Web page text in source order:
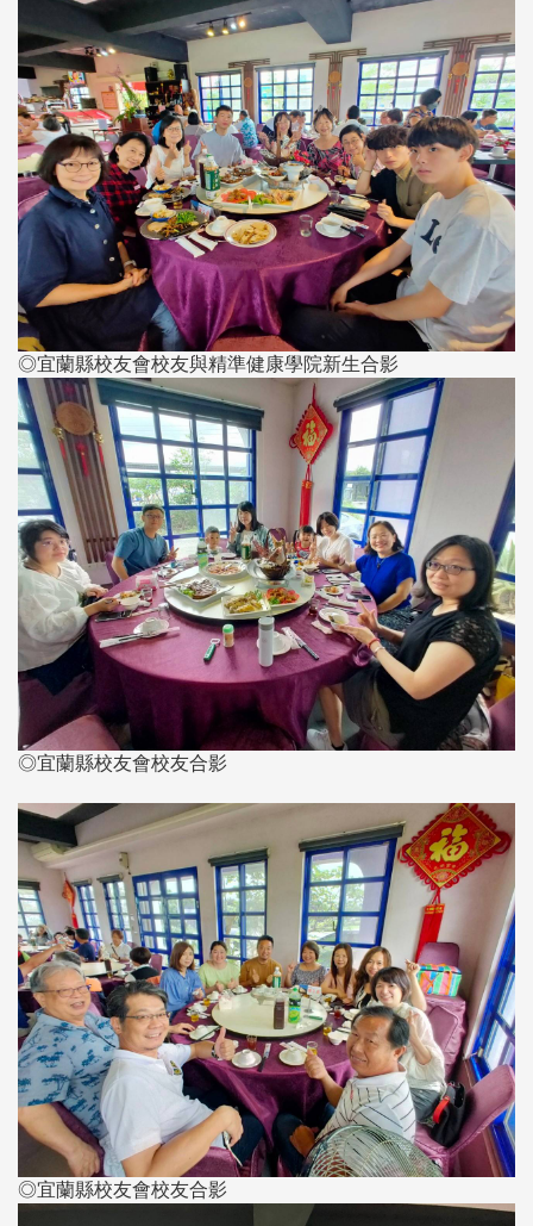
◎宜蘭縣校友會校友與精準健康學院新生合影
◎宜蘭縣校友會校友合影
◎宜蘭縣校友會校友合影